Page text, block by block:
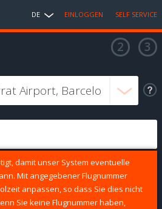
DE EINLOGGEN SELF SERVICE
damit unser System eventuelle
Mit angegebener Flugnummer
anpassen, so dass Sie dies nicht
Sie keine Flugnummer haben,